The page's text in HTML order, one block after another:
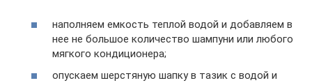
наполняем емкость теплой водой и добавляем в
нее не большое количество шампуни или любого
мягкого кондиционера;
опускаем шерстяную шапку в тазик с водой и